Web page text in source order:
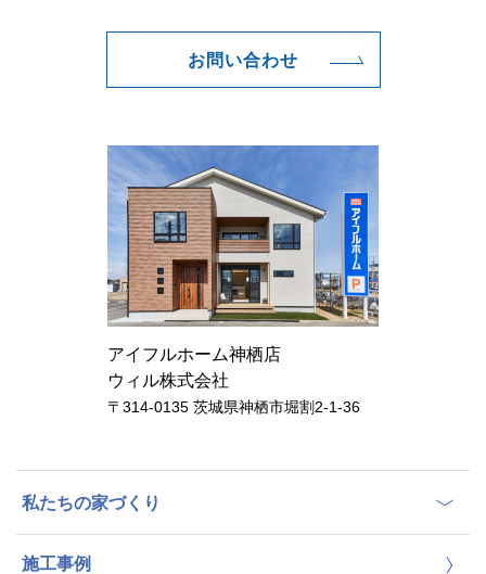
お問い合わせ
アイフルホーム神栖店
ウィル株式会社
〒314-0135 茨城県神栖市堀割2-1-36
私たちの家づくり
施工事例